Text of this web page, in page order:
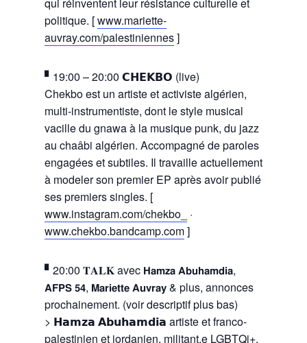
politique. [www.mariette-
auvray.com/palestiniennes]
▘19:00 – 20:00 𝗖𝗛𝗘𝗞𝗕𝗢 (live)
Chekbo est un artiste et activiste algérien,
multi-instrumentiste, dont le style musical
vacille du gnawa à la musique punk, du jazz
au chaâbi algérien. Accompagné de paroles
engagées et subtiles. Il travaille actuellement
à modeler son premier EP après avoir publié
ses premiers singles. [
www.instagram.com/chekbo_
·
www.chekbo.bandcamp.com]
▘20:00 𝐓𝐀𝐋𝐊 avec 𝗛𝗮𝗺𝘇𝗮 𝗔𝗯𝘂𝗵𝗮𝗺𝗱𝗶𝗮,
𝗔𝗙𝗣𝗦 𝟱𝟰, 𝗠𝗮𝗿𝗶𝗲𝘁𝘁𝗲 𝗔𝘂𝘃𝗿𝗮𝘆 & plus, annonces
prochainement. (voir descriptif plus bas)
> 𝗛𝗮𝗺𝘇𝗮 𝗔𝗯𝘂𝗵𝗮𝗺𝗱𝗶𝗮 artiste et franco-
palestinien et jordanien, militant.e LGBTQi+,